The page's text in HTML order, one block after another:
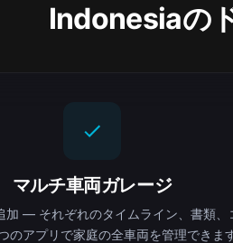
Indonesiaの
マルチ車両ガレージ
加 — それぞれのタイムライン、書類、
のアプリで家庭の全車両を管理できます